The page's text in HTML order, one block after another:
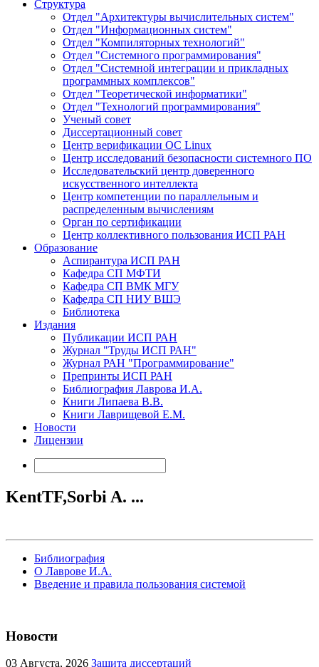
Структура
Отдел "Архитектуры вычислительных систем"
Отдел "Информационных систем"
Отдел "Компиляторных технологий"
Отдел "Системного программирования"
Отдел "Системной интеграции и прикладных
программных комплексов"
Отдел "Теоретической информатики"
Отдел "Технологий программирования"
Ученый совет
Диссертационный совет
Центр верификации ОС Linux
Центр исследований безопасности системного ПО
Исследовательский центр доверенного
искусственного интеллекта
Центр компетенции по параллельным и
распределенным вычислениям
Орган по сертификации
Центр коллективного пользования ИСП РАН
Образование
Аспирантура ИСП РАН
Кафедра СП МФТИ
Кафедра СП ВМК МГУ
Кафедра СП НИУ ВШЭ
Библиотека
Издания
Публикации ИСП РАН
Журнал "Труды ИСП РАН"
Журнал РАН "Программирование"
Препринты ИСП РАН
Библиография Лаврова И.А.
Книги Липаева В.В.
Книги Лаврищевой Е.М.
Новости
Лицензии
KentTF,Sorbi A. ...
Библиография
О Лаврове И.А.
Введение и правила пользования системой
Новости
03 Августа, 2026 Защита диссертаций